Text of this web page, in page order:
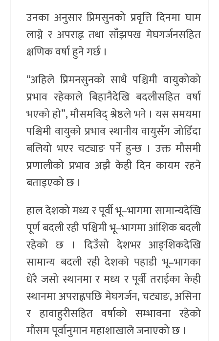
उनका अनुसार प्रिमसुनको प्रवृत्ति दिनमा घाम
लाग्ने र अपराह्न तथा साँझपख मेघगर्जनसहित
क्षणिक वर्षा हुने गर्छ ।
“अहिले प्रिमनसुनको साथै पश्चिमी वायुकोको
प्रभाव रहेकाले बिहानैदेखि बदलीसहित वर्षा
भएको हो”, मौसमविद् श्रेष्ठले भने । यस समयमा
पश्चिमी वायुको प्रभाव स्थानीय वायुसँग जोडिँदा
बलियो भएर चट्याङ पर्ने हुन्छ । उक्त मौसमी
प्रणालीको प्रभाव अझै केही दिन कायम रहने
बताइएको छ ।
हाल देशको मध्य र पूर्वी भू–भागमा सामान्यदेखि
पूर्ण बदली रही पश्चिमी भू–भागमा आंशिक बदली
रहेको छ । दिउँसो देशभर आङ्शिकदेखि
सामान्य बदली रही देशको पहाडी भू–भागका
धेरै जसो स्थानमा र मध्य र पूर्वी तराईका केही
स्थानमा अपराह्नपछि मेघगर्जन, चट्याङ, असिना
र हावाहुरीसहित वर्षाको सम्भावना रहेको
मौसम पूर्वानुमान महाशाखाले जनाएको छ ।